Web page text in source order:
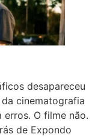
desapareceu
cinematografia
erros. O filme não.
de Expondo